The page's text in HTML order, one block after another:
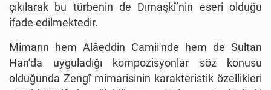
çıkılarak bu türbenin de Dımaşkî’nin eseri olduğu
ifade edilmektedir.
Mimarın hem Alâeddin Camii'nde hem de Sultan
Han’da uyguladığı kompozisyonlar söz konusu
olduğunda Zengî mimarisinin karakteristik özellikleri